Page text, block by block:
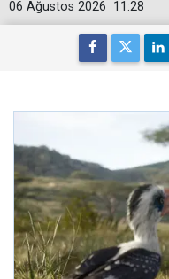
11:28
06 Ağustos 2026